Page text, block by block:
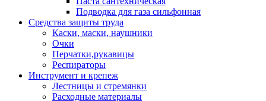
Подводка для газа сильфонная
Средства защиты труда
Каски, маски, наушники
Очки
Перчатки,рукавицы
Респираторы
Инструмент и крепеж
Лестницы и стремянки
Расходные материалы